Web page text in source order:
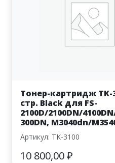
Тонер-картридж TK-
стр. Black для FS-
2100D/2100DN/
300DN, M3040dn/
Артикул: TK-3100
10 800,00₽